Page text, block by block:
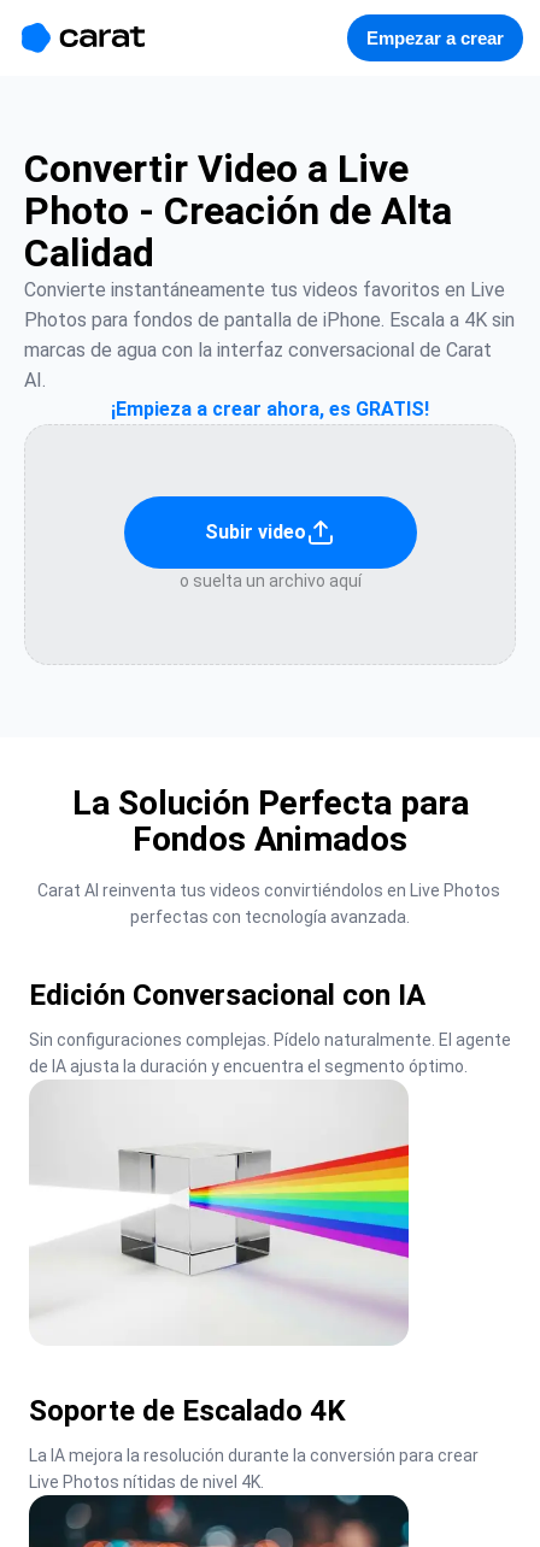
Empezar a crear
Convertir Video a Live
Photo - Creación de Alta
Calidad
Convierte instantáneamente tus videos favoritos en Live
Photos para fondos de pantalla de iPhone. Escala a 4K sin
marcas de agua con la interfaz conversacional de Carat
AI.
¡Empieza a crear ahora, es GRATIS!
Subir video
o suelta un archivo aquí
La Solución Perfecta para
Fondos Animados
Carat AI reinventa tus videos convirtiéndolos en Live Photos
perfectas con tecnología avanzada.
Edición Conversacional con IA
Sin configuraciones complejas. Pídelo naturalmente. El agente
de IA ajusta la duración y encuentra el segmento óptimo.
Soporte de Escalado 4K
La IA mejora la resolución durante la conversión para crear
Live Photos nítidas de nivel 4K.